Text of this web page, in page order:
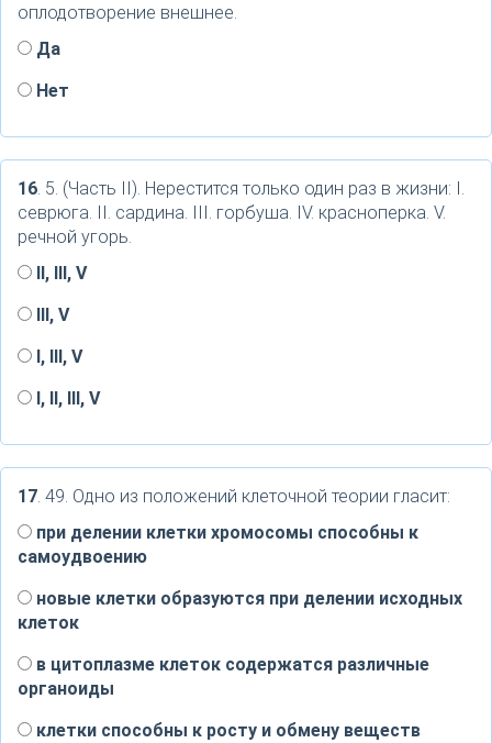
оплодотворение внешнее.
Да
Нет
16. 5. (Часть II). Нерестится только один раз в жизни: I.
севрюга. II. сардина. III. горбуша. IV. красноперка. V.
речной угорь.
II, III, V
III, V
I, III, V
I, II, III, V
17. 49. Одно из положений клеточной теории гласит:
при делении клетки хромосомы способны к
самоудвоению
новые клетки образуются при делении исходных
клеток
в цитоплазме клеток содержатся различные
органоиды
клетки способны к росту и обмену веществ